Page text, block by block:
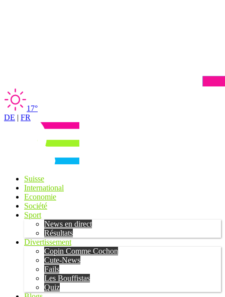
17°
DE | FR
Suisse
International
Economie
Société
Sport
News en direct
Résultats
Divertissement
Copin Comme Cochon
Cute-News
Fails
Les Bouffistas
Quiz